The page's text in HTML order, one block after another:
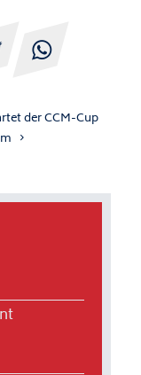

der CCM-Cup